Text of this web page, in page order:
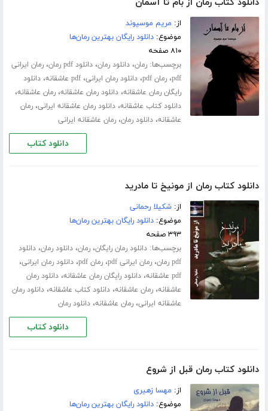
دانلود کتاب رمان از بام تا آسمان
از: مریم موسیوند
موضوع:دانلود رایگان بهترین رمان‌ها
۸۱۰ صفحه
برچسب‌ها:رمان،دانلود رمان،دانلود pdf رمان ،رمان ایرانی
pdf،رمان pdf ،دانلود رمان ایرانی،pdf عاشقانه ،دانلود
رایگان رمان عاشقانه،دانلود رمان عاشقانه،رمان عاشقانه،
دانلود کتاب عاشقانه،دانلود رمان عاشقانه ایرانی،رمان
عاشقانه،دانلود رمان،رمان عاشقانه ایرانی
دانلود کتاب
دانلود کتاب رمان از مونیخ تا مادرید
از:شکیلا رحمانی
موضوع:دانلود رایگان بهترین رمان‌ها
۳۹۳ صفحه
برچسب‌ها:دانلود رمان رایگان،رمان،دانلود رمان،دانلود
pdf رمان
،رمان ایرانی pdf ،رمان pdf ،دانلود رمان ایرانی،
pdf عاشقانه ،دانلود رایگان رمان عاشقانه،دانلود رمان
عاشقانه،رمان عاشقانه،دانلود کتاب عاشقانه،دانلود رمان
عاشقانه ایرانی،رمان عاشقانه،دانلود رمان
دانلود کتاب
دانلود کتاب رمان قبل از شروع
از: مهسا زهیری
موضوع:دانلود رایگان بهترین رمان‌ها